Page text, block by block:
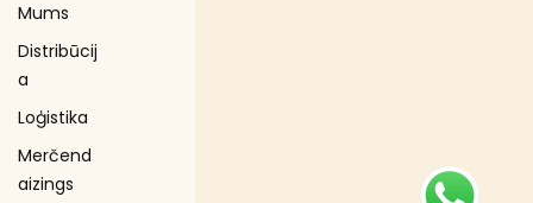
Mums
Distribūcij
a
Loģistika
Merčend
aizings